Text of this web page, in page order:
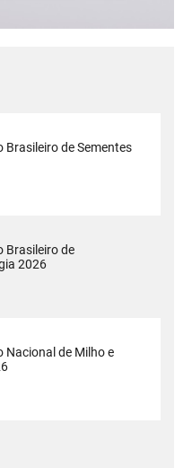
Brasileiro de Sementes
Brasileiro de
2026
Nacional de Milho e